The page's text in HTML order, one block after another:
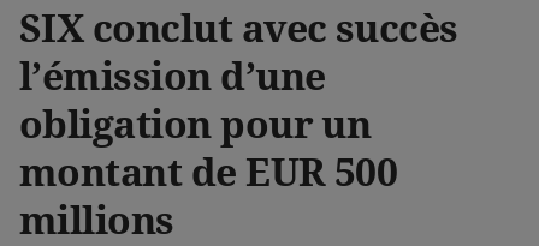
SIX conclut avec succès
l’émission d’une
obligation pour un
montant de EUR 500
millions